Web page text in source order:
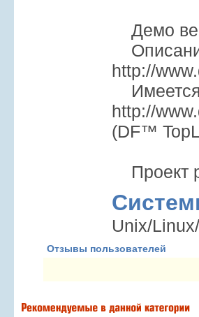
Демо
http://
http://
(DF™
Проект
Unix/
Отзывы пользователей